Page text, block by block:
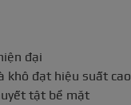
đại
khô đạt hiệu suất cao
tật bề mặt